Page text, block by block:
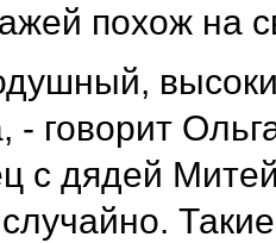
похож на
- говорит
с дядей